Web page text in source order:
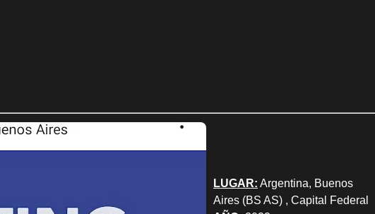
LUGAR: Argentina, Buenos
Aires (BS AS) , Capital Federal